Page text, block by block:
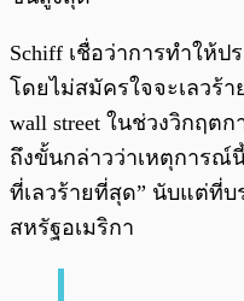
Schiff เชื่อว่าการทำให้
โดยไม่สมัครใจจะเลวร้
wall street ในช่วงวิกฤตก
ถึงขั้นกล่าวว่าเหตุการณ์
ที่เลวร้ายที่สุด” นับแต่ที่บ
สหรัฐอเมริกา